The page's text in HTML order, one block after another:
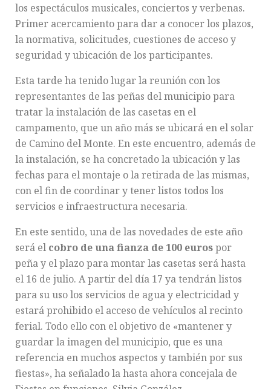
los espectáculos musicales, conciertos y verbenas.
Primer acercamiento para dar a conocer los plazos,
la normativa, solicitudes, cuestiones de acceso y
seguridad y ubicación de los participantes.
Esta tarde ha tenido lugar la reunión con los
representantes de las peñas del municipio para
tratar la instalación de las casetas en el
campamento, que un año más se ubicará en el solar
de Camino del Monte. En este encuentro, además de
la instalación, se ha concretado la ubicación y las
fechas para el montaje o la retirada de las mismas,
con el fin de coordinar y tener listos todos los
servicios e infraestructura necesaria.
En este sentido, una de las novedades de este año
será el cobro de una fianza de 100 eurospor
peña y el plazo para montar las casetas será hasta
el 16 de julio. A partir del día 17 ya tendrán listos
para su uso los servicios de agua y electricidad y
estará prohibido el acceso de vehículos al recinto
ferial. Todo ello con el objetivo de «mantener y
guardar la imagen del municipio, que es una
referencia en muchos aspectos y también por sus
fiestas», ha señalado la hasta ahora concejala de